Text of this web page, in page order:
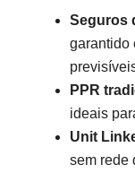
Seguros
garantido
PPR
ideais
Unit
sem rede